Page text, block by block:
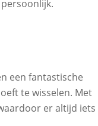
een fantastische
te wisselen. Met
er altijd iets